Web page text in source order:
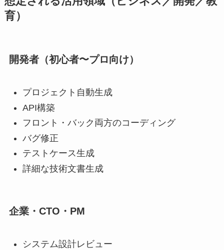
育）
開発者（初心者〜プロ向け）
プロジェクト自動生成
API構築
フロント・バック両方のコーディング
バグ修正
テストケース生成
詳細な技術文書生成
企業・CTO・PM
システム設計レビュー